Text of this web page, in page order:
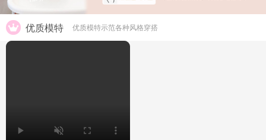
优质模特 优质模特示范各种风格穿搭